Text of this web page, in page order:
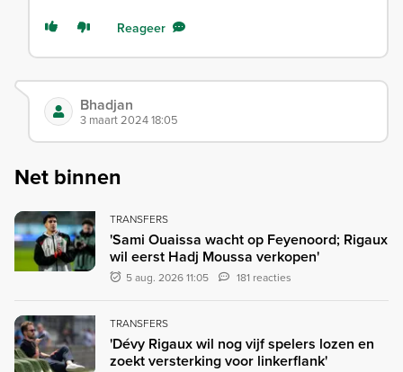
Reageer
Bhadjan
3 maart 2024 18:05
Net binnen
TRANSFERS
'Sami Ouaissa wacht op Feyenoord; Rigaux
wil eerst Hadj Moussa verkopen'
5 aug. 2026 11:05 181 reacties
TRANSFERS
'Dévy Rigaux wil nog vijf spelers lozen en
zoekt versterking voor linkerflank'